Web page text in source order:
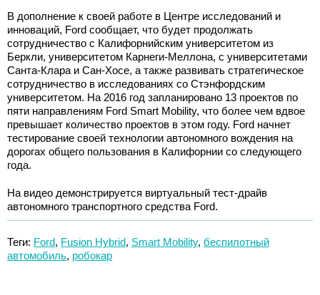
В дополнение к своей работе в Центре исследований и
инноваций, Ford сообщает, что будет продолжать
сотрудничество с Калифорнийским университетом из
Беркли, университетом Карнеги-Меллона, с университетами
Санта-Клара и Сан-Хосе, а также развивать стратегическое
сотрудничество в исследованиях со Стэнфордским
университетом. На 2016 год запланировано 13 проектов по
пяти направлениям Ford Smart Mobility, что более чем вдвое
превышает количество проектов в этом году. Ford начнет
тестирование своей технологии автономного вождения на
дорогах общего пользования в Калифорнии со следующего
года.
На видео демонстрируется виртуальный тест-драйв
автономного транспортного средства Ford.
Теги: Ford, Fusion Hybrid, Smart Mobility, беспилотный
автомобиль, робокар